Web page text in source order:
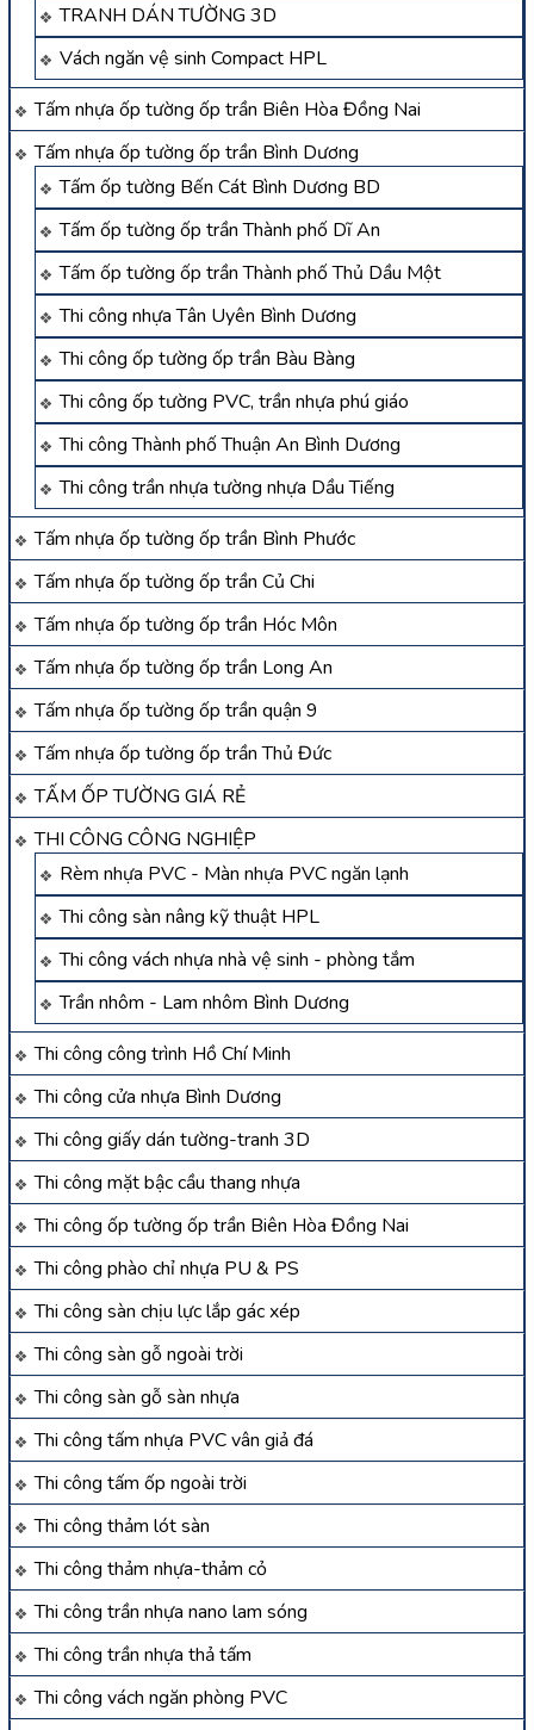
TRANH DÁN TƯỜNG 3D
Vách ngăn vệ sinh Compact HPL
Tấm nhựa ốp tường ốp trần Biên Hòa Đồng Nai
Tấm nhựa ốp tường ốp trần Bình Dương
Tấm ốp tường Bến Cát Bình Dương BD
Tấm ốp tường ốp trần Thành phố Dĩ An
Tấm ốp tường ốp trần Thành phố Thủ Dầu Một
Thi công nhựa Tân Uyên Bình Dương
Thi công ốp tường ốp trần Bàu Bàng
Thi công ốp tường PVC, trần nhựa phú giáo
Thi công Thành phố Thuận An Bình Dương
Thi công trần nhựa tường nhựa Dầu Tiếng
Tấm nhựa ốp tường ốp trần Bình Phước
Tấm nhựa ốp tường ốp trần Củ Chi
Tấm nhựa ốp tường ốp trần Hóc Môn
Tấm nhựa ốp tường ốp trần Long An
Tấm nhựa ốp tường ốp trần quận 9
Tấm nhựa ốp tường ốp trần Thủ Đức
TẤM ỐP TƯỜNG GIÁ RẺ
THI CÔNG CÔNG NGHIỆP
Rèm nhựa PVC - Màn nhựa PVC ngăn lạnh
Thi công sàn nâng kỹ thuật HPL
Thi công vách nhựa nhà vệ sinh - phòng tắm
Trần nhôm - Lam nhôm Bình Dương
Thi công công trình Hồ Chí Minh
Thi công cửa nhựa Bình Dương
Thi công giấy dán tường-tranh 3D
Thi công mặt bậc cầu thang nhựa
Thi công ốp tường ốp trần Biên Hòa Đồng Nai
Thi công phào chỉ nhựa PU & PS
Thi công sàn chịu lực lắp gác xép
Thi công sàn gỗ ngoài trời
Thi công sàn gỗ sàn nhựa
Thi công tấm nhựa PVC vân giả đá
Thi công tấm ốp ngoài trời
Thi công thảm lót sàn
Thi công thảm nhựa-thảm cỏ
Thi công trần nhựa nano lam sóng
Thi công trần nhựa thả tấm
Thi công vách ngăn phòng PVC